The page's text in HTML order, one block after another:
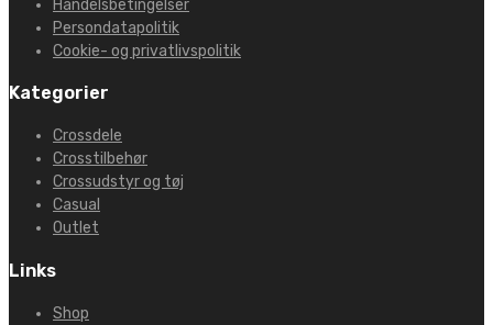
Handelsbetingelser
Persondatapolitik
Cookie- og privatlivspolitik
Kategorier
Crossdele
Crosstilbehør
Crossudstyr og tøj
Casual
Outlet
Links
Shop